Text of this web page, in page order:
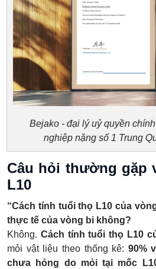
Bejako - đại lý uỷ quyền
nghiệp nặng số 1 Trung
Câu hỏi thường gặp
L10
“Cách tính tuổi thọ L10 của
thực tế của vòng bi không?
Không. Cách tính tuổi thọ L10
mỏi vật liệu theo thống kê: 90%
chưa hỏng do mỏi tại mốc